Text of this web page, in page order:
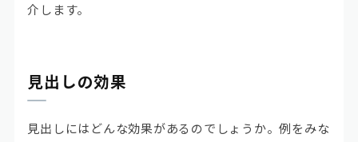
介します。
見出しの効果
見出しにはどんな効果があるのでしょうか。例をみな